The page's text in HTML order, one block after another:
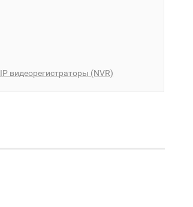
IP видеорегистраторы (NVR)